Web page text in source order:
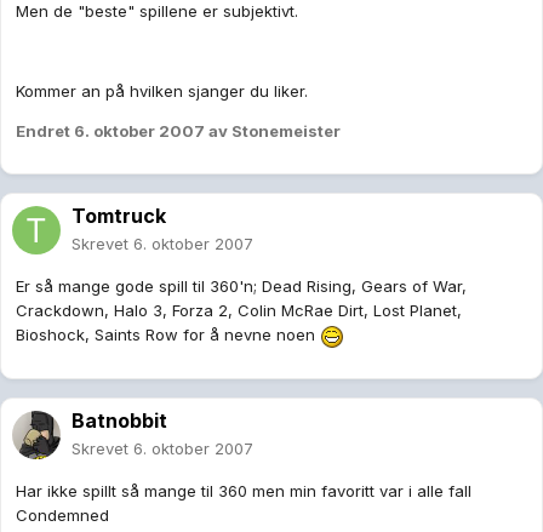
Men de "beste" spillene er subjektivt.
Kommer an på hvilken sjanger du liker.
Endret 6. oktober 2007 av Stonemeister
Tomtruck
Skrevet 6. oktober 2007
Er så mange gode spill til 360'n; Dead Rising, Gears of War,
Crackdown, Halo 3, Forza 2, Colin McRae Dirt, Lost Planet,
Bioshock, Saints Row for å nevne noen
Batnobbit
Skrevet 6. oktober 2007
Har ikke spillt så mange til 360 men min favoritt var i alle fall
Condemned